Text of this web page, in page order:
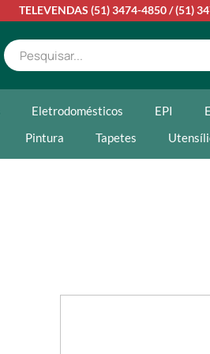
TELEVENDAS (51) 3474-4850/(51)
Eletrodomésticos EPI
Pintura Tapetes